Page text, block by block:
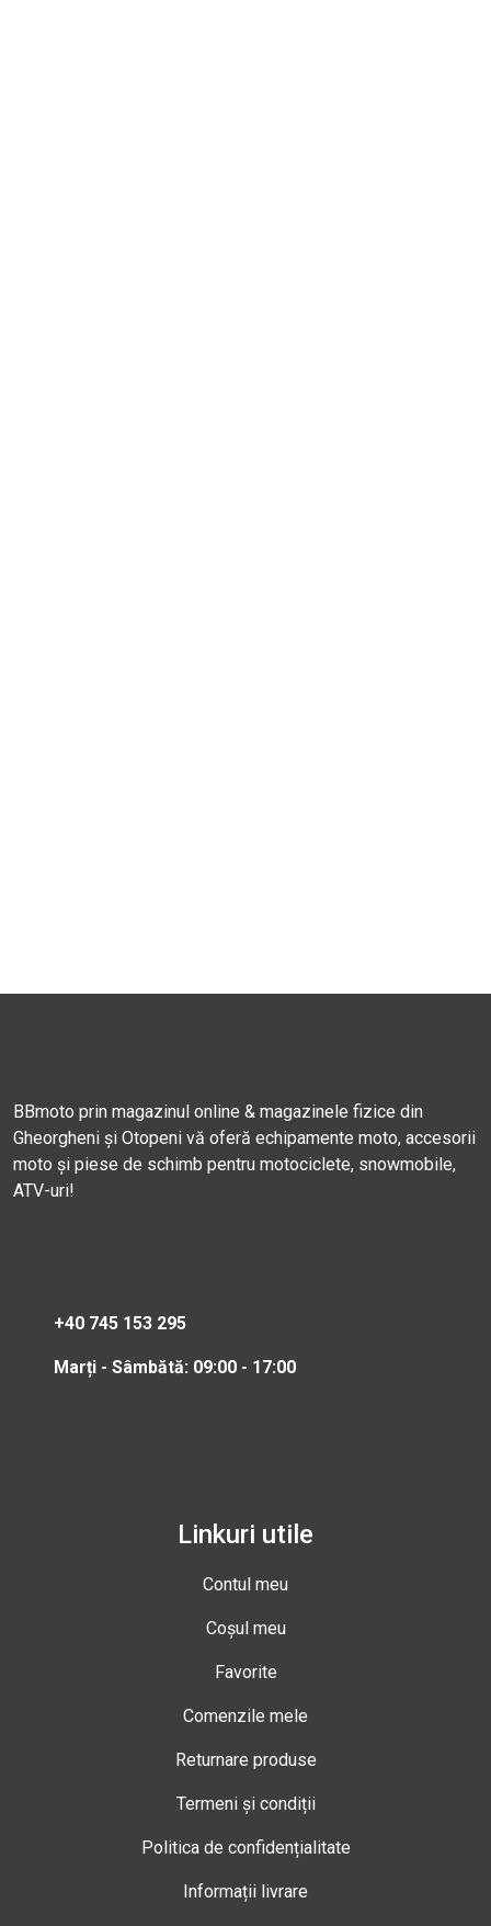
BBmoto prin magazinul online & magazinele fizice din
Gheorgheni și Otopeni vă oferă echipamente moto, accesorii
moto și piese de schimb pentru motociclete, snowmobile,
ATV-uri!
+40 745 153 295
Marți - Sâmbătă: 09:00 - 17:00
Linkuri utile
Contul meu
Coșul meu
Favorite
Comenzile mele
Returnare produse
Termeni și condiții
Politica de confidențialitate
Informații livrare